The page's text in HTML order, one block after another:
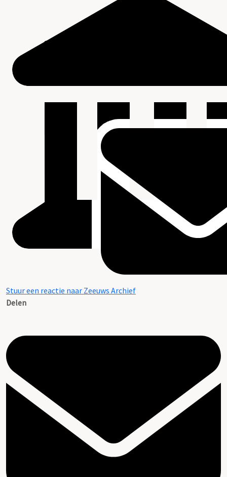
Stuur een reactie naar Zeeuws Archief
Delen